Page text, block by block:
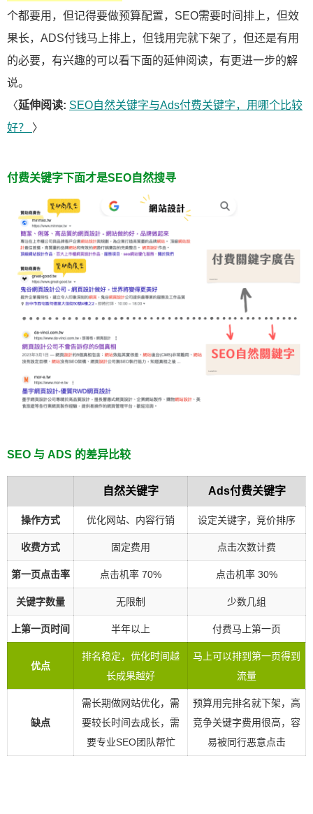
个都要用，但记得要做预算配置，SEO需要时间排上，但效
果长，ADS付钱马上排上，但钱用完就下架了，但还是有用
的必要，有兴趣的可以看下面的延伸阅读，有更进一步的解
说。
〈延伸阅读: SEO自然关键字与Ads付费关键字，用哪个比较
好？ 〉
付费关键字下面才是SEO自然搜寻
SEO 与 ADS 的差异比较
自然关键字 Ads付费关键字
操作方式 优化网站、内容行销 设定关键字，竞价排序
收费方式 固定费用 点击次数计费
第一页点击率 点击机率 70% 点击机率 30%
关键字数量 无限制 少数几组
上第一页时间 半年以上 付费马上第一页
优点
排名稳定，优化时间越
长成果越好
马上可以排到第一页得到
流量
缺点
需长期做网站优化，需
要较长时间去成长，需
要专业SEO团队帮忙
预算用完排名就下架，高
竞争关键字费用很高，容
易被同行恶意点击